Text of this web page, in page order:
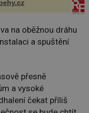
na oběžnou dráhu
a spuštění
přesně
a vysoké
čekat příliš